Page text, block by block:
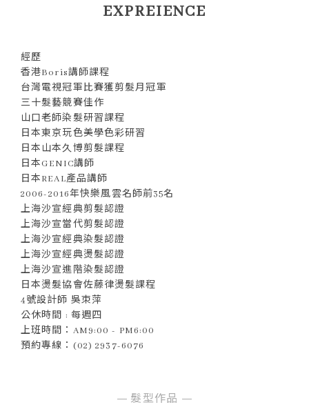
EXPREIENCE
經歷
香港Boris講師課程
台灣電視冠軍比賽獲剪髮月冠軍
三十髮藝競賽佳作
山口老師染髮研習課程
日本東京玩色美學色彩研習
日本山本久博剪髮課程
日本GENIC講師
日本REAL產品講師
2006-2016年快樂風雲名師前35名
上海沙宣經典剪髮認證
上海沙宣當代剪髮認證
上海沙宣經典染髮認證
上海沙宣經典燙髮認證
上海沙宣進階染髮認證
日本燙髮協會佐藤律燙髮課程
4號設計師 吳朿萍
公休時間 : 每週四
上班時間：AM9:00 - PM6:00
預約專線：(02) 2937-6076
髮型作品